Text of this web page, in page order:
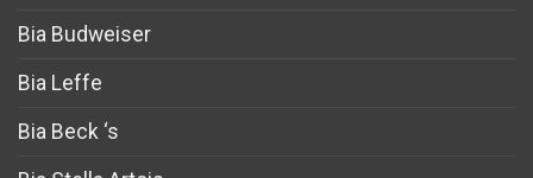
Bia Budweiser
Bia Leffe
Bia Beck ‘s